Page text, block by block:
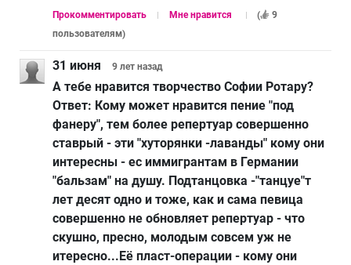
Прокомментировать Мне нравится (
9
пользователям)
31 июня 9 лет назад
А тебе нравится творчество Софии Ротару?
Ответ: Кому может нравится пение "под
фанеру", тем более репертуар совершенно
ставрый - эти "хуторянки -лаванды" кому они
интересны - ес иммигрантам в Германии
"бальзам" на душу. Подтанцовка -"танцуе"т
лет десят одно и тоже, как и сама певица
совершенно не обновляет репертуар - что
скушно, пресно, молодым совсем уж не
итересно...Её пласт-операции - кому они